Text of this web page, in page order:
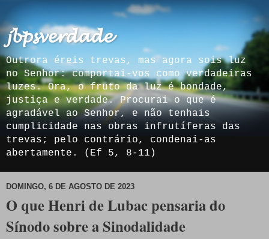
𝓳𝓫𝓹𝓼𝓿𝓮𝓻𝓭𝓪𝓭𝓮
Outrora éreis trevas, mas agora sois luz
no Senhor: comportai-vos como verdadeiras
luzes. Ora, o fruto da luz é bondade,
justiça e verdade. Procurai o que é
agradável ao Senhor, e não tenhais
cumplicidade nas obras infrutíferas das
trevas; pelo contrário, condenai-as
abertamente. (Ef 5, 8-11)
DOMINGO, 6 DE AGOSTO DE 2023
O que Henri de Lubac pensaria do
Sínodo sobre a Sinodalidade